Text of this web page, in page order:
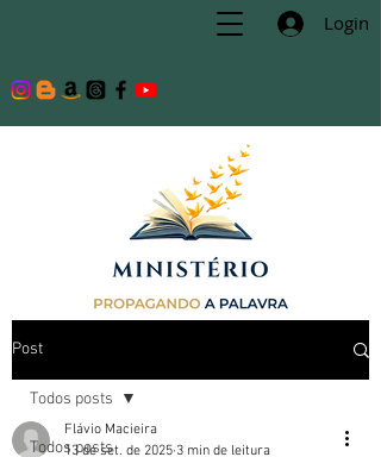
Login
Post
Todos posts
Todos posts
Flávio Macieira
13 de set. de 2025 3 min de leitura